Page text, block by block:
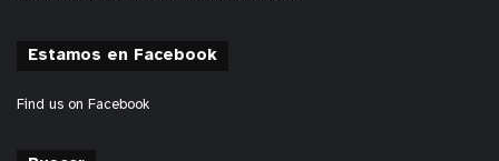
Estamos en Facebook
Find us on Facebook